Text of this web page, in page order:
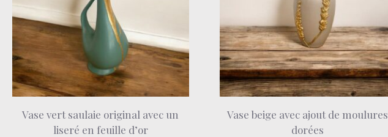
Vase vert saulaie original avec un
liseré en feuille d’or
Vase beige avec ajout de moulures
dorées